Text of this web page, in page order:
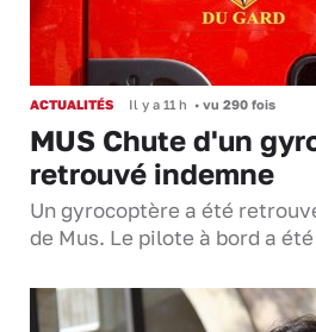
ACTUALITÉS Il y a 11 h • vu 290 fois
MUS Chute d'un
retrouvé indemne
Un gyrocoptère a été
de Mus. Le pilote à bord a